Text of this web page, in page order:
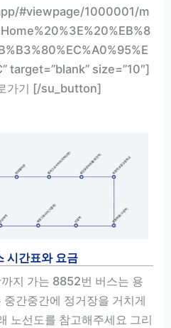
#viewpage/1000001/m
target=”blank” size=”10″]
가기 [/su_button]
시간표와 요금
지 가는 8852번 버스는 용
간중간에 정거장을 거치게
노선도를 참고해주세요 그리